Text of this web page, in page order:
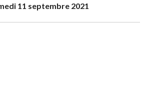
11 septembre 2021